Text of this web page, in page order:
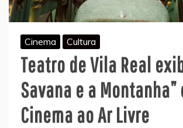
Cinema Cultura
Teatro de Vila Real
Savana e a Montanha”
Cinema ao Ar Livre